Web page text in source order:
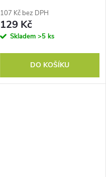
107 Kč bez DPH
129 Kč
Skladem >5 ks
DO KOŠÍKU